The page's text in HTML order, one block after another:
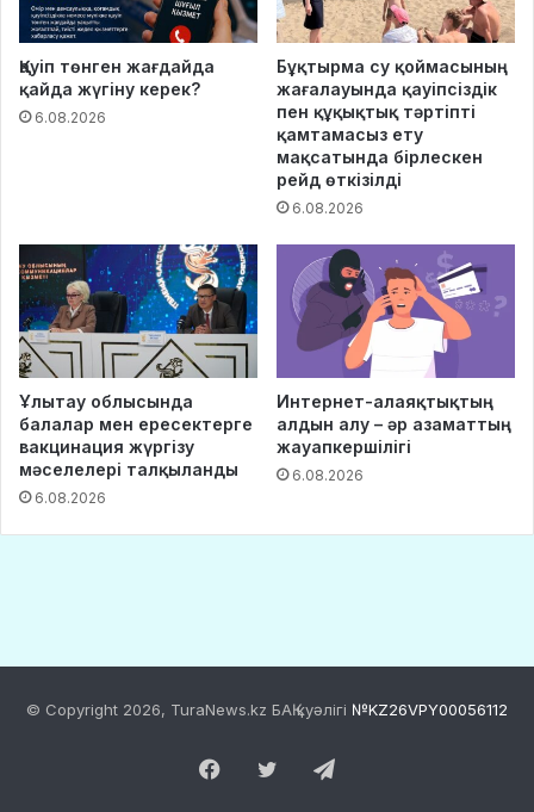
© Copyright 2026, TuraNews.kz БАҚ куәлігі №KZ26VPY00056112
Facebook
Twitter